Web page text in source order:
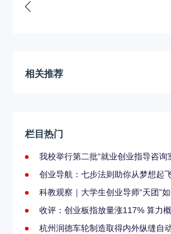
相关推荐
栏目热门
我校举行第二批“就业创业指导咨询
创业导航：七步法则助你从梦想起
科教观察｜大学生创业导师“天团”
收评：创业板指放量涨117% 算力
杭州润德车轮制造取得内外纵缝自